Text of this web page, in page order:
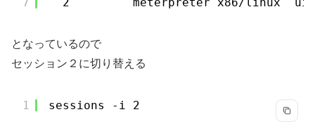
となっているので
セッション２に切り替える
1 sessions -i 2